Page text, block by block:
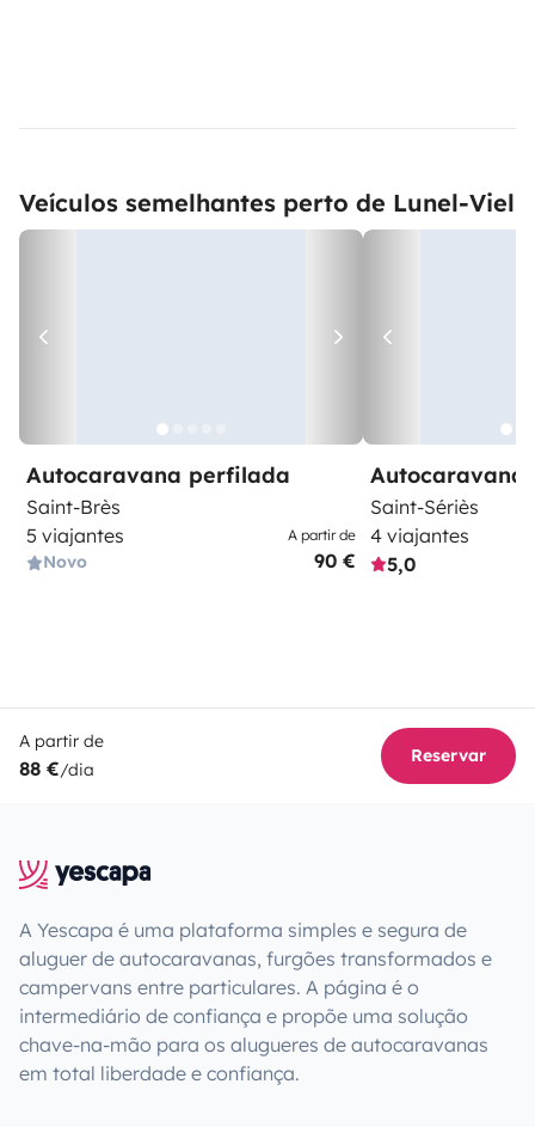
Veículos semelhantes perto de Lunel-Viel
Autocaravana perfilada
Saint-Brès
5 viajantes
Novo
A partir de
90 €
Saint-Sériès
4 viajantes
5,0
A partir de
88 €/dia
Reservar
A Yescapa é uma plataforma simples e segura de
aluguer de autocaravanas, furgões transformados e
campervans entre particulares. A página é o
intermediário de confiança e propõe uma solução
chave-na-mão para os alugueres de autocaravanas
em total liberdade e confiança.